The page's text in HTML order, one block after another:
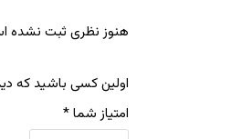
هنوز نظری ثبت نشده
اولین کسی باشید که
امتیاز شما*